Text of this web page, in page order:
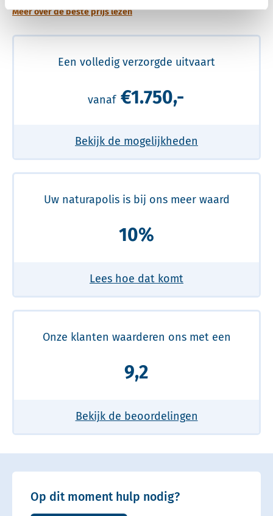
Meer over de beste prijs lezen
Een volledig verzorgde uitvaart
vanaf €1.750,-
Bekijk de mogelijkheden
Uw naturapolis is bij ons meer waard
10%
Lees hoe dat komt
Onze klanten waarderen ons met een
9,2
Bekijk de beoordelingen
Op dit moment hulp nodig?